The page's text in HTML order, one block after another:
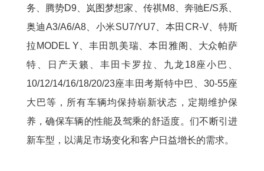
务、腾势D9、岚图梦想家、传祺M8、奔驰E/S系、
奥迪A3/A6/A8、小米SU7/YU7、本田CR-V、特斯
拉MODEL Y、丰田凯美瑞、本田雅阁、大众帕萨
特、日产天籁、丰田卡罗拉、九龙18座小巴、
10/12/14/16/18/20/23座丰田考斯特中巴、30-55座
大巴等，所有车辆均保持崭新状态，定期维护保
养，确保车辆的性能及驾乘的舒适度。们不断引进
新车型，以满足市场变化和客户日益增长的需求。